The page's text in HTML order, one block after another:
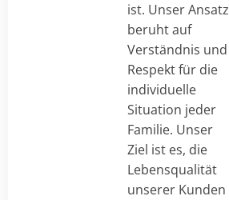
ist. Unser Ansatz
beruht auf
Verständnis und
Respekt für die
individuelle
Situation jeder
Familie. Unser
Ziel ist es, die
Lebensqualität
unserer Kunden